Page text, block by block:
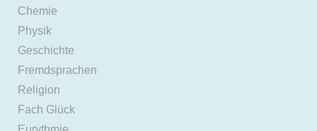
Chemie
Physik
Geschichte
Fremdsprachen
Religion
Fach Glück